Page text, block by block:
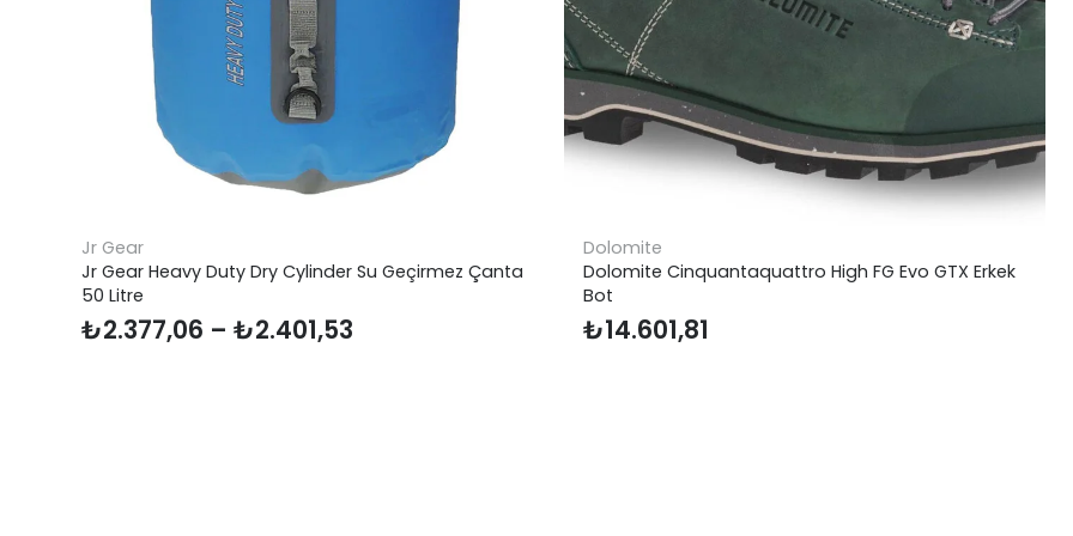
Dolomite
Dolomite Cinquantaquattro High FG Evo GTX Erkek
Bot
₺14.601,81
Sunway
Sunway Ferrata Trekking Erkek Pantolon
₺7.181,85